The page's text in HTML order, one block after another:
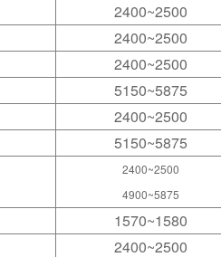
2400~2500
2400~2500
2400~2500
5150~5875
2400~2500
5150~5875
2400~2500
4900~5875
1570~1580
2400~2500